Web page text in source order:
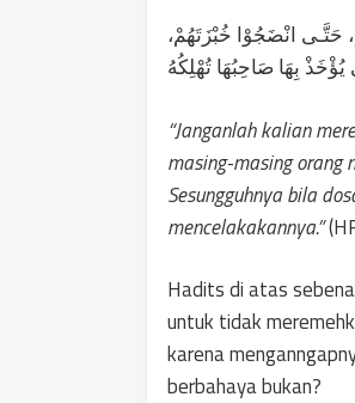
حَتَّـى انْضَجُوْا خُبْزَتَهُمْ،
“Janganlah kalian
masing-masing orang
Sesungguhnya bila
mencelakakannya.”
Hadits di atas
untuk tidak
karena
berbahaya bukan?